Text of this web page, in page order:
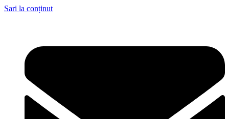
Sari la conținut